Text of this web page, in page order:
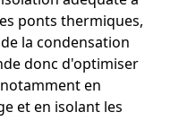
ponts thermiques,
la condensation
donc d'optimiser
en
et en isolant les